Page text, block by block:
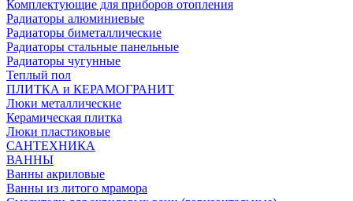
Комплектующие для приборов отопления
Радиаторы алюминиевые
Радиаторы биметаллические
Радиаторы стальные панельные
Радиаторы чугунные
Теплый пол
ПЛИТКА и КЕРАМОГРАНИТ
Люки металлические
Керамическая плитка
Люки пластиковые
САНТЕХНИКА
ВАННЫ
Ванны акриловые
Ванны из литого мрамора